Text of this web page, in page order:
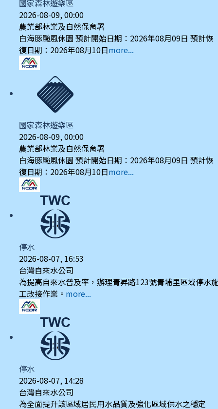
國家森林遊樂區
2026-08-09, 00:00
農業部林業及自然保育署
白海豚颱風休園 預計開始日期：2026年08月09日 預計恢
復日期：2026年08月10日more...
國家森林遊樂區
2026-08-09, 00:00
農業部林業及自然保育署
白海豚颱風休園 預計開始日期：2026年08月09日 預計恢
復日期：2026年08月10日more...
停水
2026-08-07, 16:53
台灣自來水公司
為提高自來水普及率，辦理青昇路123號青埔里區域停水
工改接作業。 more...
停水
2026-08-07, 14:28
台灣自來水公司
為全面提升該區域居民用水品質及強化區域供水之穩定